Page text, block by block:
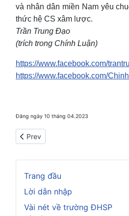
Trang đầu
Lời dẫn nhập
Vài nét về trường ĐHSP
và nhân dân miền Nam yêu
thức hệ CS xâm lược.
Trần Trung Đạo
(trích trong Chính Luận)
https://www.facebook.com/
https://www.facebook.com/
Đăng ngày 10 tháng 04.2023
Previous article: Sự im lặng của
Prev